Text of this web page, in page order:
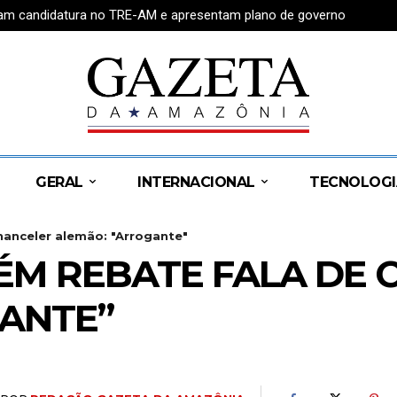
candidatura no TRE-AM e apresentam plano de governo
GERAL INTERNACIONAL
alemão: "Arrogante"
REBATE FALA DE